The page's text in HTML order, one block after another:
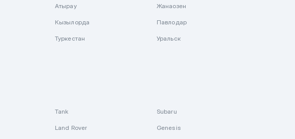
Атырау Жанаозен
Кызылорда Павлодар
Туркестан Уральск
Tank Subaru
Land Rover Genesis